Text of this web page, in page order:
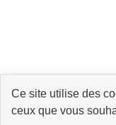
Ce site utilise des
ceux que vous